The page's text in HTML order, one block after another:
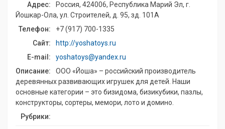
Адрес:
Россия, 424006, Республика Марий Эл, г.
Йошкар-Ола, ул. Строителей, д. 95, зд. 101А
Телефон:
+7 (917) 700-1335
Сайт:
http://yoshatoys.ru
E-mail:
yoshatoys@yandex.ru
Описание:
ООО «Йоша» – российский производитель
деревянных развивающих игрушек для детей. Наши
основные категории – это бизидома, бизикубики, пазлы,
конструкторы, сортеры, мемори, лото и домино.
Рубрики: